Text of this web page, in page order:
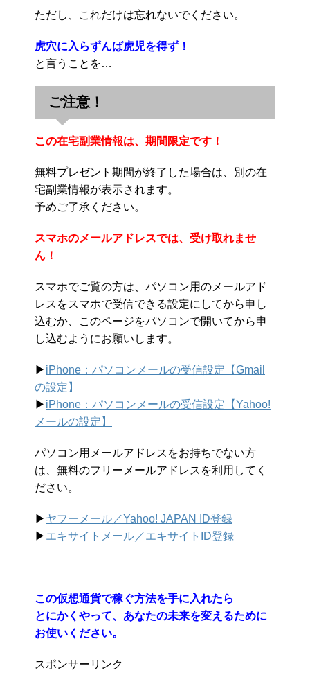
ただし、これだけは忘れないでください。
虎穴に入らずんば虎児を得ず！
と言うことを…
ご注意！
この在宅副業情報は、期間限定です！
無料プレゼント期間が終了した場合は、別の在
宅副業情報が表示されます。
予めご了承ください。
スマホのメールアドレスでは、受け取れませ
ん！
スマホでご覧の方は、パソコン用のメールアド
レスをスマホで受信できる設定にしてから申し
込むか、このページをパソコンで開いてから申
し込むようにお願いします。
▶︎ iPhone：パソコンメールの受信設定【Gmail
の設定】
▶︎ iPhone：パソコンメールの受信設定【Yahoo!
メールの設定】
パソコン用メールアドレスをお持ちでない方
は、無料のフリーメールアドレスを利用してく
ださい。
▶︎ ヤフーメール／Yahoo! JAPAN ID登録
▶︎ エキサイトメール／エキサイトID登録
この仮想通貨で稼ぐ方法を手に入れたら
とにかくやって、あなたの未来を変えるために
お使いください。
スポンサーリンク